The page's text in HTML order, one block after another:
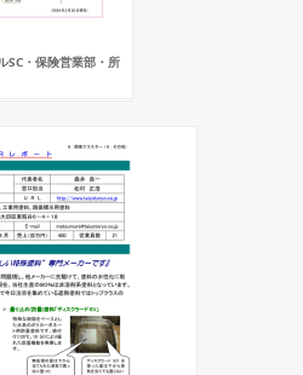
SC・保険営業部・所